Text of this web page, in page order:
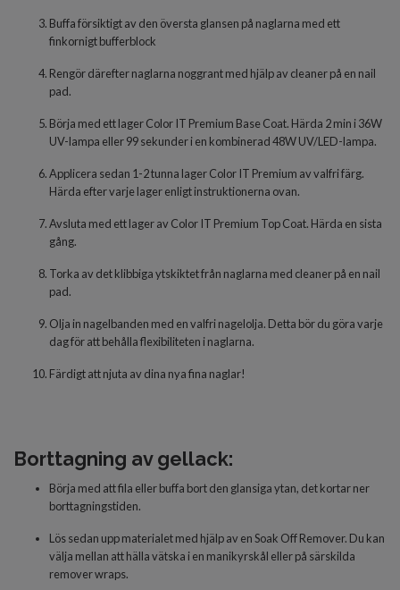
Buffa försiktigt av den översta glansen på naglarna med ett
finkornigt bufferblock
Rengör därefter naglarna noggrant med hjälp av cleaner på en nail
pad.
Börja med ett lager Color IT Premium Base Coat. Härda 2 min i 36W
UV-lampa eller 99 sekunder i en kombinerad 48W UV/LED-lampa.
Applicera sedan 1-2 tunna lagerColor IT Premium av valfri färg.
Härda efter varje lagerenligt instruktionerna ovan.
Avsluta med ett lageravColor IT Premium Top Coat. Härda en sista
gång.
Torka av det klibbiga ytskiktet från naglarna med cleaner på en nail
pad.
Olja in nagelbanden med en valfri nagelolja. Detta bör du göra varje
dag för att behålla flexibiliteten i naglarna.
Färdigtatt njuta av dina nya fina naglar!
Borttagning av gellack:
Börja med att fila eller buffa bort den glansiga ytan, det kortar ner
borttagningstiden.
Lös sedan upp materialet med hjälp av en Soak Off Remover. Du kan
välja mellan att hälla vätska i en manikyrskål eller på särskilda
remover wraps.